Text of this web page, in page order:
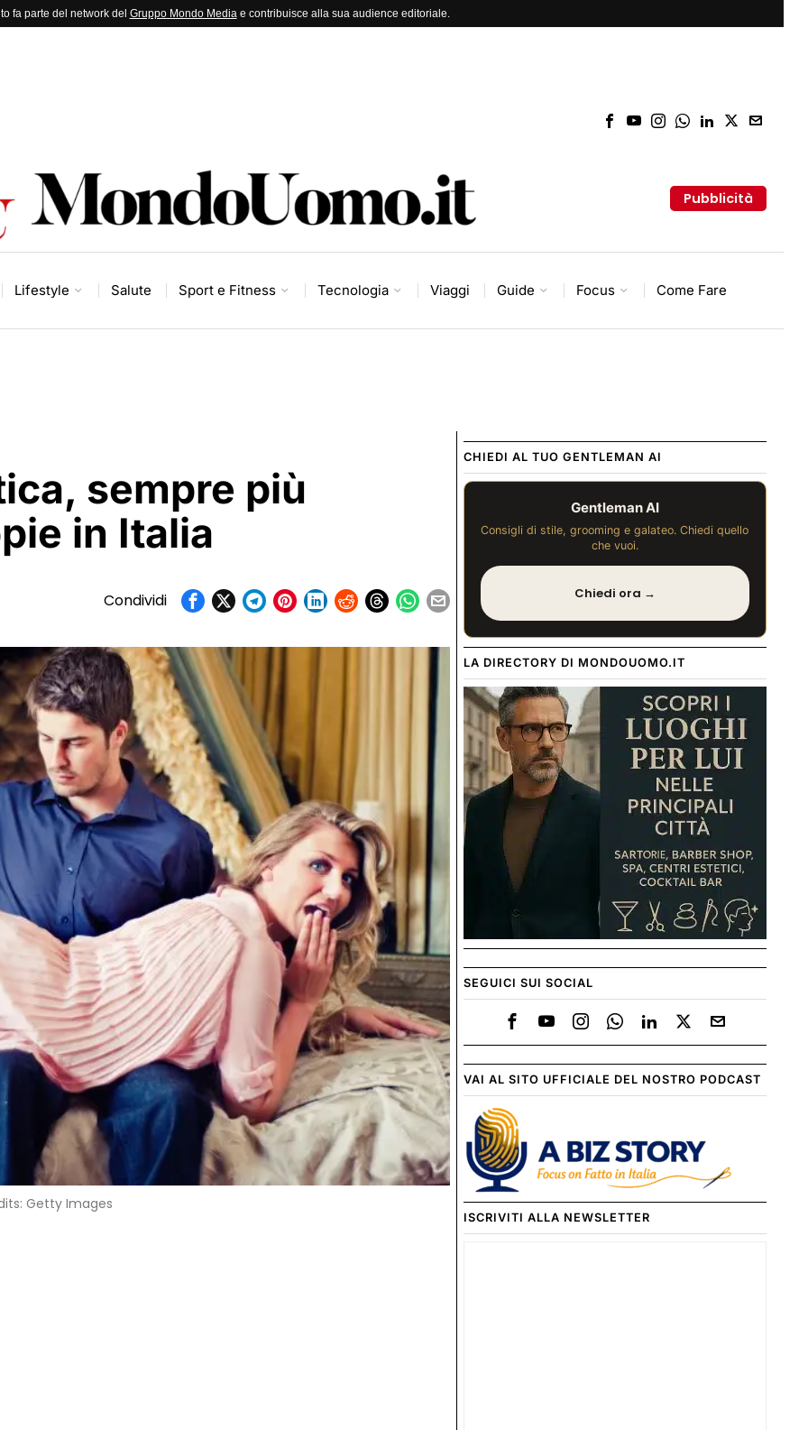
fa parte del network del Gruppo Mondo Mediae contribuisce alla sua audience editoriale.
Pubblicità
Lifestyle Salute Sport e Fitness Tecnologia Viaggi Guide Focus Come Fare
sempre più
in Italia
Condividi
Getty Images
CHIEDI AL TUO GENTLEMAN AI
Gentleman AI
Consigli di stile, grooming e galateo. Chiedi quello
che vuoi.
Chiedi ora →
LA DIRECTORY DI MONDOUOMO.IT
SEGUICI SUI SOCIAL
VAI AL SITO UFFICIALE DEL NOSTRO PODCAST
ISCRIVITI ALLA NEWSLETTER